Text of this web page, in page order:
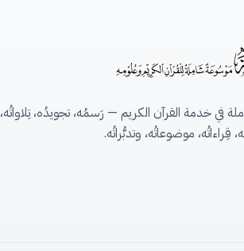
في خدمة القرآن الكريم — رَسمُه، تجويدُه، تِلاواتُه،
قِراءاتُه، موضوعاتُه، وتدبُّراتُه.